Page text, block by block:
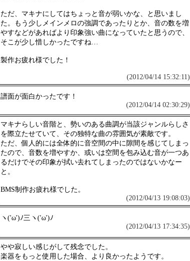
ただ、マキナにしてはちょっと音が弱いかな、と思いまし
た。もう少しメインメロの強調であったりとか、音の数を増
やすなどがあればより印象強い曲になっていたと思うので、
そこが少し惜しかったですね…
製作お疲れ様でした！
(2012/04/14 15:32:11)
譜面が面白かったです！
(2012/04/14 02:30:29)
マキナらしい音階と、勢いのある曲調が当該ジャンルらしさ
を際立たせていて、その独特な曲の雰囲気が素敵です。
ただ、個人的には全体的に音空間の中に隙間を感じてしまっ
たので、音数を増やすか、或いは空間を包み込む音が一つあ
るだけでその印象が拭い去れてしまったのではないかなー
と。
BMS制作お疲れ様でした。
(2012/04/13 19:08:03)
ヽ('ω')ﾉ三ヽ('ω')ﾉ
(2012/04/13 17:34:35)
やや寂しい感じがして残念でした。
楽器をもっと使用した場合、より良かったようです。